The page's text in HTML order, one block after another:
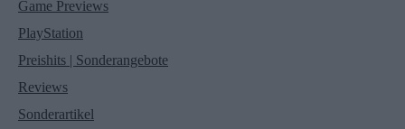
Game Previews
PlayStation
Preishits | Sonderangebote
Reviews
Sonderartikel